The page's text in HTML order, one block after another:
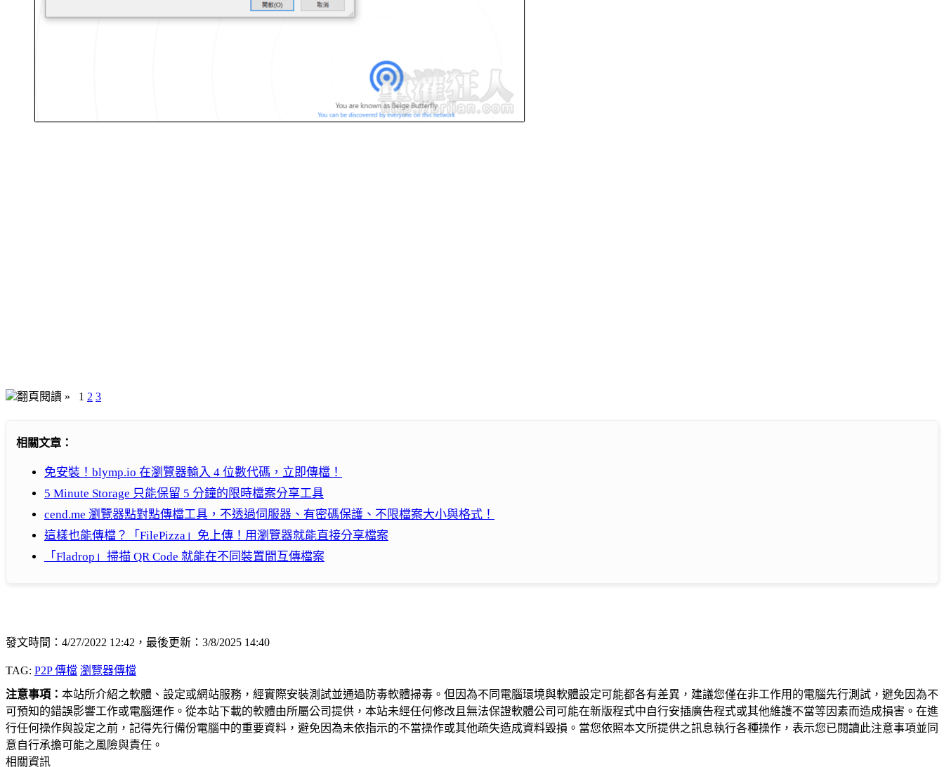
翻頁閱讀 » 1 2 3
相關文章：
免安裝！blymp.io 在瀏覽器輸入 4 位數代碼，立即傳檔！
5 Minute Storage 只能保留 5 分鐘的限時檔案分享工具
cend.me 瀏覽器點對點傳檔工具，不透過伺服器、有密碼保護、不限檔案大小與格式！
這樣也能傳檔？「FilePizza」免上傳！用瀏覽器就能直接分享檔案
「Fladrop」掃描 QR Code 就能在不同裝置間互傳檔案
發文時間：4/27/2022 12:42，最後更新：3/8/2025 14:40
TAG: P2P 傳檔 瀏覽器傳檔
注意事項： 本站所介紹之軟體、設定或網站服務，經實際安裝測試並通過防毒軟體掃毒。但因為不同電腦環境與軟體設定可能都各有差異，建議您僅在非工作用的電腦先行測試，避免因為不
可預知的錯誤影響工作或電腦運作。從本站下載的軟體由所屬公司提供，本站未經任何修改且無法保證軟體公司可能在新版程式中自行安插廣告程式或其他維護不當等因素而造成損害。在進
行任何操作與設定之前，記得先行備份電腦中的重要資料，避免因為未依指示的不當操作或其他疏失造成資料毀損。當您依照本文所提供之訊息執行各種操作，表示您已閱讀此注意事項並同
意自行承擔可能之風險與責任。
相關資訊